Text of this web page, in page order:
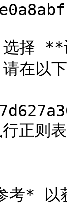
选择
在以
则表